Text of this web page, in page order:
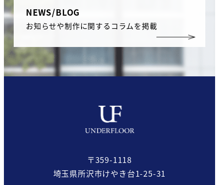
NEWS/BLOG
お知らせや制作に関するコラムを掲載
〒359-1118
埼玉県所沢市けやき台1-25-31